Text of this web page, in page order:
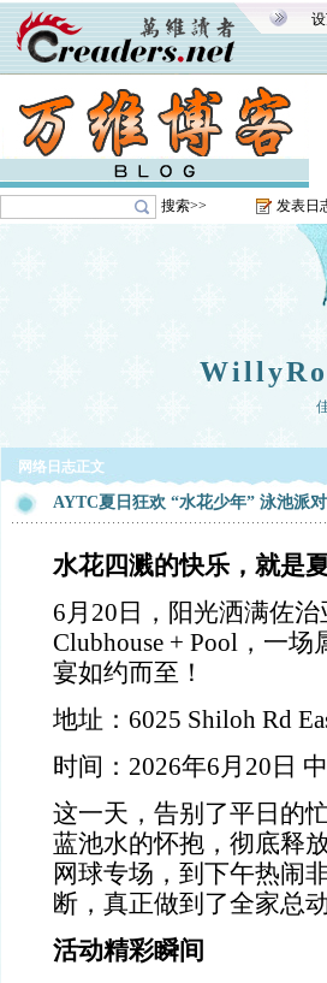
搜索>> 发表日
网络日志正文
AYTC夏日狂欢 “水花少年” 泳池派
水花四溅的快乐，就是
6 月 20 日，阳光洒满佐治
Clubhouse + Pool ，一场
宴如约而至！
地址： 6025 Shiloh Rd
时间： 2026年6 月 20 日
这一天，告别了平日的
蓝池水的怀抱，彻底释
网球专场，到下午热闹
断，真正做到了全家总
活动精彩瞬间